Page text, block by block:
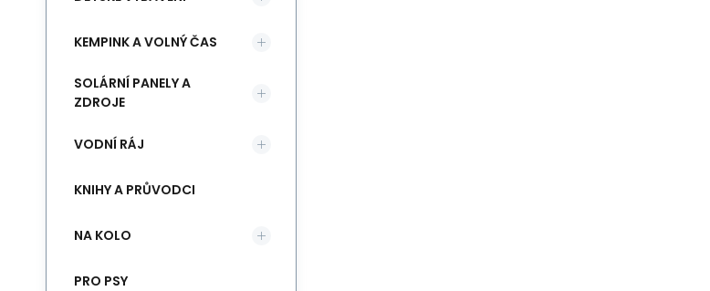
KEMPINK A VOLNÝ ČAS
SOLÁRNÍ PANELY A
ZDROJE
VODNÍ RÁJ
KNIHY A PRŮVODCI
NA KOLO
PRO PSY